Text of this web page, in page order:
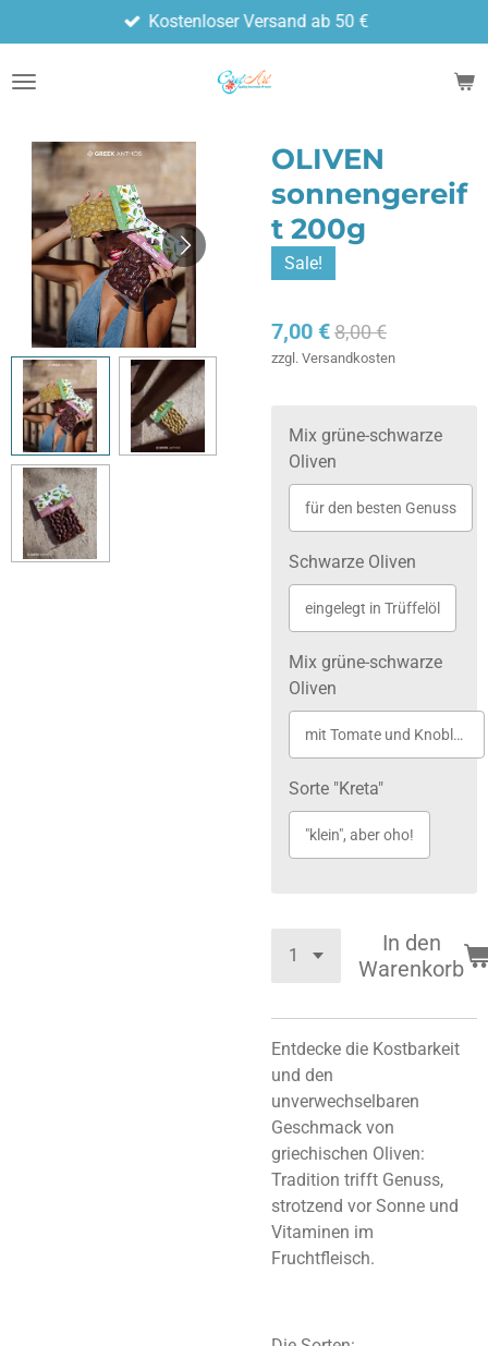
Hauptinhalt
springen
Kostenloser Versand ab 50 €
OLIVEN
sonnengereif
t 200g
Sale!
7,00 €8,00 €
zzgl. Versandkosten
Mix grüne-schwarze
Oliven
für den besten Genuss
Schwarze Oliven
eingelegt in Trüffelöl
Mix grüne-schwarze
Oliven
mit Tomate und Knoblauch angereichert
Sorte "Kreta"
"klein", aber oho!
In den
Warenkorb
Entdecke die Kostbarkeit
und den
unverwechselbaren
Geschmack von
griechischen Oliven:
Tradition trifft Genuss,
strotzend vor Sonne und
Vitaminen im
Fruchtfleisch.